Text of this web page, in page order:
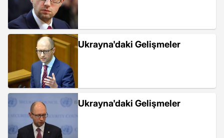
Ukrayna'daki Gelişmeler
Ukrayna'daki Gelişmeler